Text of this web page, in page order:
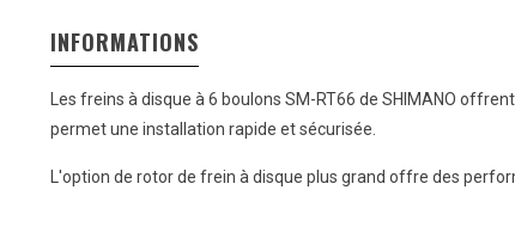
INFORMATIONS
Les freins à disque à 6 boulons SM-RT66 de SHIMANO
permet une installation rapide et sécurisée.
L'option de rotor de frein à disque plus grand offre des